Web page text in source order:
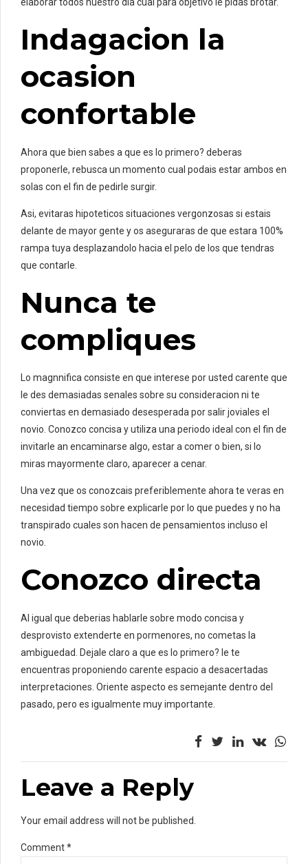
Indagacion la
ocasion
confortable
Ahora que bien sabes a que es lo primero? deberas
proponerle, rebusca un momento cual podais estar ambos en
solas con el fin de pedirle surgir.
Asi, evitaras hipoteticos situaciones vergonzosas si estais
delante de mayor gente y os aseguraras de que estara 100%
rampa tuya desplazandolo hacia el pelo de los que tendras
que contarle.
Nunca te
compliques
Lo magnnifica consiste en que interese por usted carente que
le des demasiadas senales sobre su consideracion ni te
conviertas en demasiado desesperada por salir joviales el
novio. Conozco concisa y utiliza una periodo ideal con el fin de
invitarle an encaminarse algo, estar a comer o bien, si lo
miras mayormente claro, aparecer a cenar.
Una vez que os conozcais preferiblemente ahora te veras en
necesidad tiempo sobre explicarle por lo que puedes y no ha
transpirado cuales son hacen de pensamientos incluso el
novio.
Conozco directa
Al igual que deberias hablarle sobre modo concisa y
desprovisto extenderte en pormenores, no cometas la
ambiguedad. Dejale claro a que es lo primero? le te
encuentras proponiendo carente espacio a desacertadas
interpretaciones. Oriente aspecto es semejante dentro del
pasado, pero es igualmente muy importante.
Leave a Reply
Your email address will not be published.
Comment*